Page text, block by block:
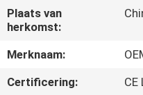
TOON
ONGEVEER
ONS
Plaats van
herkomst:
Merknaam:
Certificering:
CE